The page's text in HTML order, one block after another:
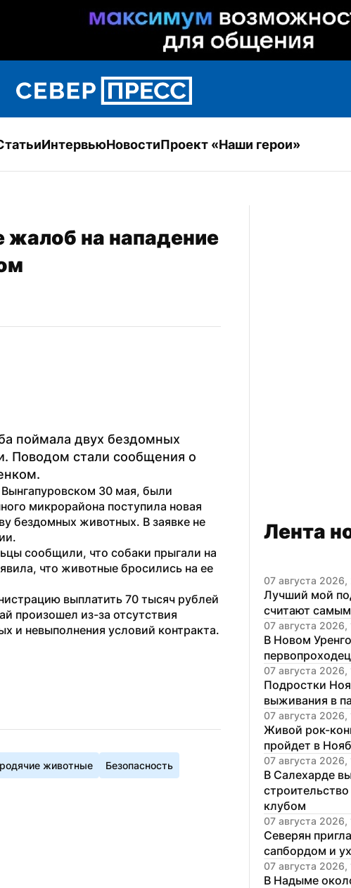
ИнтервьюНовостиПроект «Наши герои»
жалоб на нападение
поймала двух бездомных
Поводом стали сообщения о
30 мая, были
микрорайона поступила новая
бездомных животных. В заявке не
сообщили, что собаки прыгали на
что животные бросились на ее
выплатить 70 тысяч рублей
произошел из-за отсутствия
и невыполнения условий контракта.
животные Безопасность
Лента
07 августа
Лучший мой
считают
07 августа 2026,
В Новом
07 августа 2026,
Подростки
выживания в
07 августа 2026,
Живой рок-
пройдет в
07 августа 2026,
В Салехарде
клубом
07 августа 2026,
Северян
сапбордом и
07 августа 2026,
В Надыме